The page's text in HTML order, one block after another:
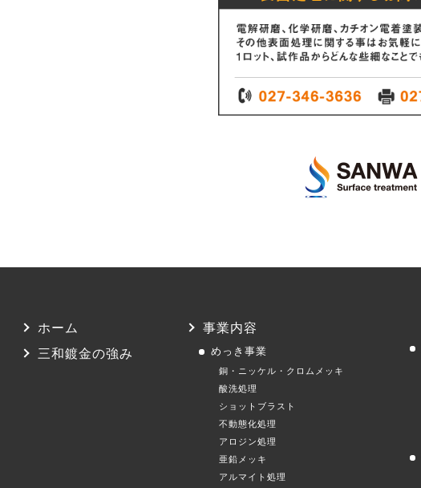
ホーム
三和鍍金の強み
事業内容
めっき事業
銅・ニッケル・クロムメッキ
酸洗処理
ショットブラスト
不動態化処理
アロジン処理
亜鉛メッキ
アルマイト処理